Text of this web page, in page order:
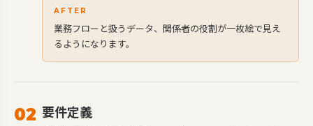
AFTER
業務フローと扱うデータ、関係者の役割が一枚絵で見え
るようになります。
02 要件定義